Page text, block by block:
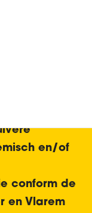
en
en/of
conform de
en Vlarem